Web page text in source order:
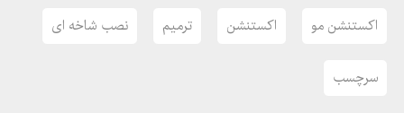
اکستنشن مو اکستنشن ترمیم نصب شاخه ای
سرچسب